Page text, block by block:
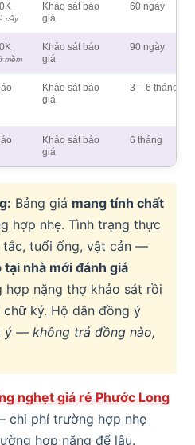
cây
Khảo sát báo
giá
60 ngày
mềm
Khảo sát báo
giá
90 ngày
Khảo sát báo
giá
3 – 6 tháng
Khảo sát báo
giá
6 tháng
Bảng giá mang tính chất
hợp nhẹ. Tình trạng thực
tuổi ống, vật cản —
nhà mới đánh giá
hợp nặng thợ khảo sát rồi
ký. Hộ dân đồng ý
ý — không trả đồng nào,
nghẹt giá rẻ Phước Long
chi phí trường hợp nhẹ
hợp nặng để lâu.